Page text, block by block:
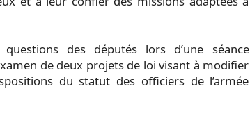
des députés lors d’une séance
de deux projets de loi visant à modifier
du statut des officiers de l’armée